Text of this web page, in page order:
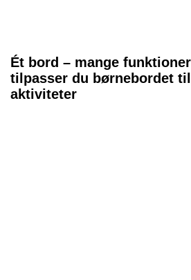
Ét bord – mange
tilpasser du børnebordet
aktiviteter